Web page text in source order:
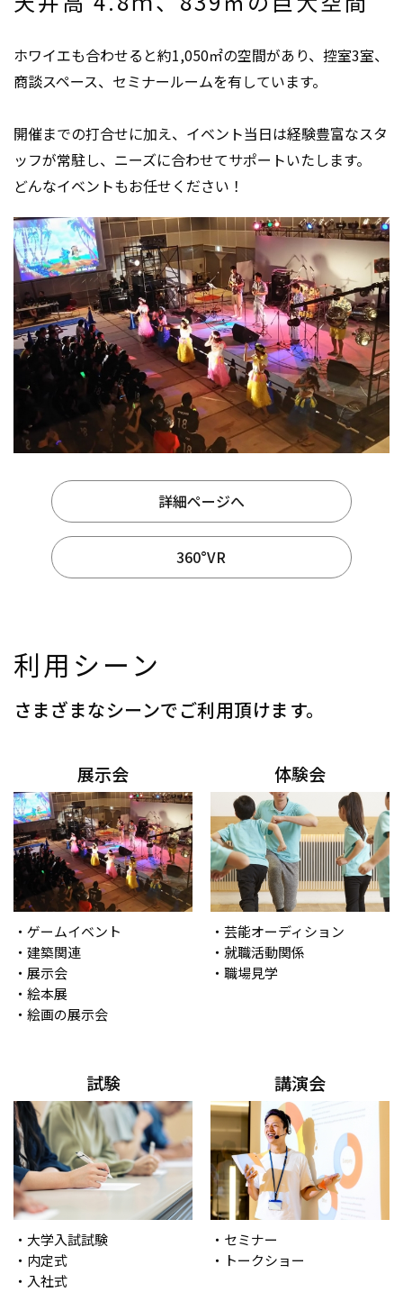
ホワイエも合わせると約1,050㎡の空間があり、控室3室、
商談スペース、セミナールームを有しています。
開催までの打合せに加え、イベント当日は経験豊富なスタ
ッフが常駐し、ニーズに合わせてサポートいたします。
どんなイベントもお任せください！
詳細ページへ
360°VR
利用シーン
さまざまなシーンでご利用頂けます。
展示会
・ゲームイベント
・建築関連
・展示会
・絵本展
・絵画の展示会
体験会
・芸能オーディション
・就職活動関係
・職場見学
試験
・大学入試試験
・内定式
・入社式
講演会
・セミナー
・トークショー